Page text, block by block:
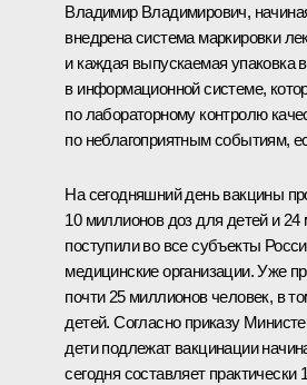
Владимир Владимирович,
внедрена система маркировки
и каждая выпускаемая упаковка
в информационной системе,
по лабораторному контролю
по неблагоприятным событиям,
На сегодняшний день вакцины
10 миллионов доз для детей и
поступили во все субъекты
медицинские организации. Уже
почти 25 миллионов человек, в
детей. Согласно приказу
дети подлежат вакцинации
сегодня составляет практически